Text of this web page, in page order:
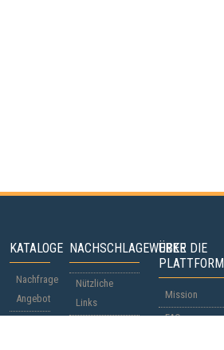
KATALOGE
Nachfrage
Angebot
NACHSCHLAGEWERKE
Nützliche
Links
ÜBER DIE
PLATTFORM
Mission
FAQ